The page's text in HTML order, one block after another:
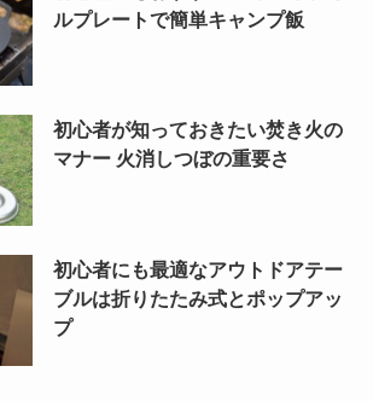
ルプレートで簡単キャンプ飯
初心者が知っておきたい焚き火の
マナー 火消しつぼの重要さ
初心者にも最適なアウトドアテー
ブルは折りたたみ式とポップアッ
プ